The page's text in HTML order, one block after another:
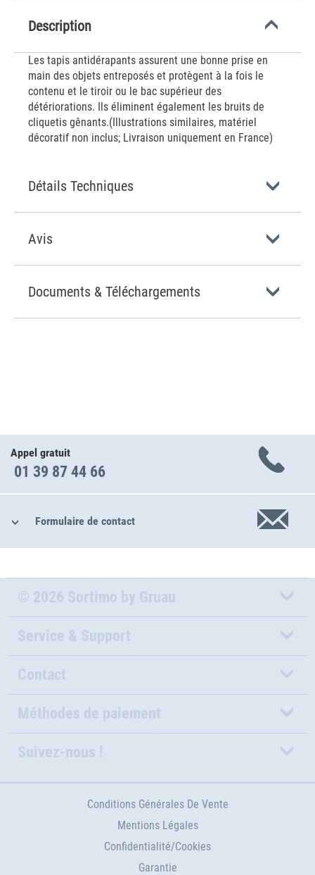
Description
Les tapis antidérapants assurent une bonne prise en
main des objets entreposés et protègent à la fois le
contenu et le tiroir ou le bac supérieur des
détériorations. Ils éliminent également les bruits de
cliquetis gênants.(Illustrations similaires, matériel
décoratif non inclus; Livraison uniquement en France)
Détails Techniques
Avis
Documents & Téléchargements
Appel gratuit
01 39 87 44 66
Formulaire de contact
© 2026 Sortimo by Gruau
Service & Support
Contact
Méthodes de paiement
Suivez-nous !
Conditions Générales De Vente
Mentions Légales
Confidentialité/Cookies
Garantie